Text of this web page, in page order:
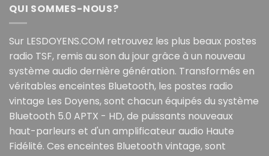
QUI SOMMES-NOUS?
Sur LESDOYENS.COM retrouvez les plus beaux postes
radio TSF, remis au son du jour grâce à un nouveau
système audio dernière génération. Transformés en
véritables enceintes Bluetooth, les postes radio
vintage Les Doyens, sont chacun équipés du système
Bluetooth 5.0 APTX - HD, de puissants nouveaux
haut-parleurs et d'un amplificateur audio Haute
Fidélité. Ces enceintes Bluetooth vintage, sont